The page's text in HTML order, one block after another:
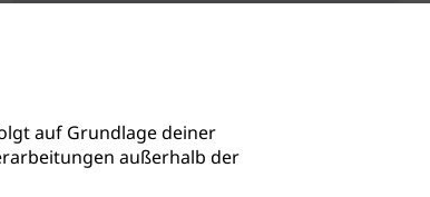
auf Grundlage deiner
außerhalb der